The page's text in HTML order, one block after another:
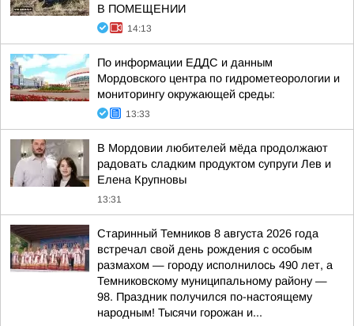
В ПОМЕЩЕНИИ
14:13
По информации ЕДДС и данным
Мордовского центра по гидрометеорологии и
мониторингу окружающей среды:
13:33
В Мордовии любителей мёда продолжают
радовать сладким продуктом супруги Лев и
Елена Крупновы
13:31
Старинный Темников 8 августа 2026 года
встречал свой день рождения с особым
размахом — городу исполнилось 490 лет, а
Темниковскому муниципальному району —
98. Праздник получился по-настоящему
народным! Тысячи горожан и...